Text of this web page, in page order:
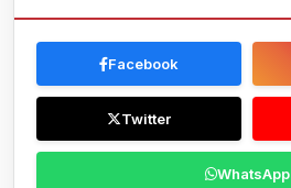
Facebook
Twitter
WhatsApp